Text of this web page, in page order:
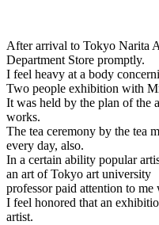
After arrival to Tokyo Narita
Department Store promptly.
I feel heavy at a body
Two people exhibition with
It was held by the plan of the
works.
The tea ceremony by the tea
every day, also.
In a certain ability popular
an art of Tokyo art university
professor paid attention to
I feel honored that an
artist.